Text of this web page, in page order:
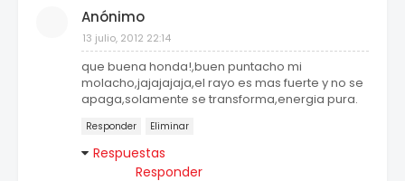
Anónimo
13 julio, 2012 22:14
que buena honda!,buen puntacho mi
molacho,jajajajaja,el rayo es mas fuerte y no se
apaga,solamente se transforma,energia pura.
Responder Eliminar
Respuestas
Responder